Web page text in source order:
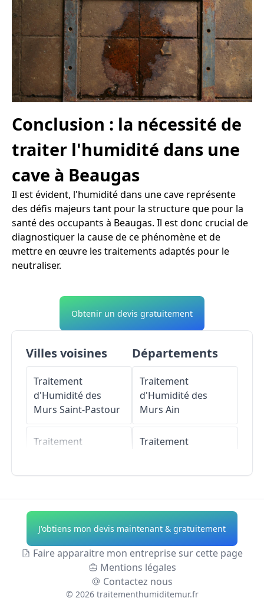
Conclusion : la nécessité de
traiter l'humidité dans une
cave à Beaugas
Il est évident, l'humidité dans une cave représente
des défis majeurs tant pour la structure que pour la
santé des occupants à Beaugas. Il est donc crucial de
diagnostiquer la cause de ce phénomène et de
mettre en œuvre les traitements adaptés pour le
neutraliser.
Obtenir un devis gratuitement
Villes voisines
Traitement
d'Humidité des
Murs Saint-Pastour
Traitement
Traitement
d'Humidité des
Murs Cancon
Traitement
d'Humidité des
Pailloles
Départements
Traitement
d'Humidité des
Murs Ain
Traitement
Traitement
d'Humidité des
Murs Allier
Traitement
d'Humidité des
MursAlpes-de-
J'obtiens mon devis maintenant & gratuitement
Faire apparaitre mon entreprise sur cette page
Mentions légales
Contactez nous
© 2026 traitementhumiditemur.fr